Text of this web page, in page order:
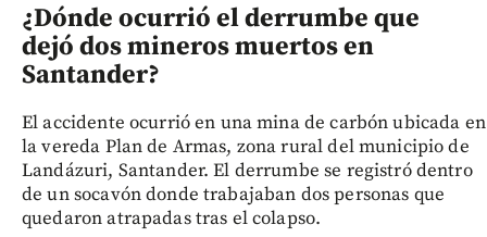
¿Dónde ocurrió el derrumbe que
dejó dos mineros muertos en
Santander?
El accidente ocurrió en una mina de carbón ubicada en
la vereda Plan de Armas, zona rural del municipio de
Landázuri, Santander. El derrumbe se registró dentro
de un socavón donde trabajaban dos personas que
quedaron atrapadas tras el colapso.